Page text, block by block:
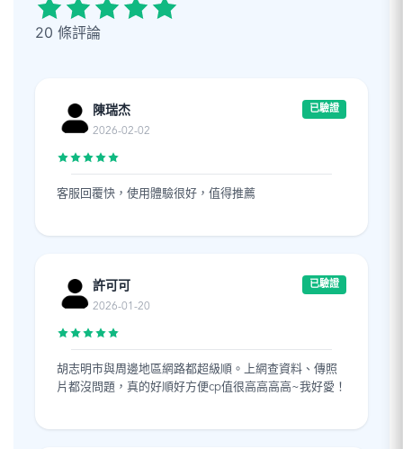
20 條評論
陳瑞杰
2026-02-02
已驗證
客服回覆快，使用體驗很好，值得推薦
許可可
2026-01-20
已驗證
胡志明市與周邊地區網路都超級順。上網查資料、傳照
片都沒問題，真的好順好方便cp值很高高高高~我好愛！